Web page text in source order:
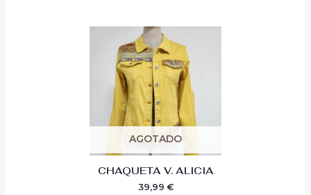
AGOTADO
CHAQUETA V. ALICIA
39,99 €